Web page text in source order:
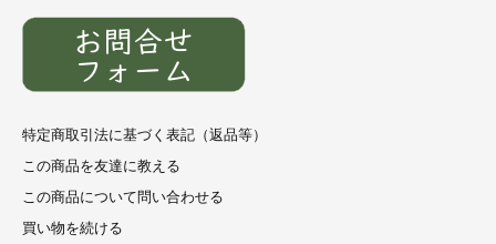
特定商取引法に基づく表記（返品等）
この商品を友達に教える
この商品について問い合わせる
買い物を続ける